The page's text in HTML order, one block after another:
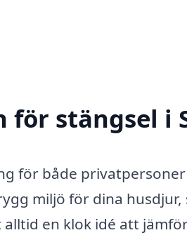
för stängsel i
för både
miljö för dina husdjur,
en klok idé att